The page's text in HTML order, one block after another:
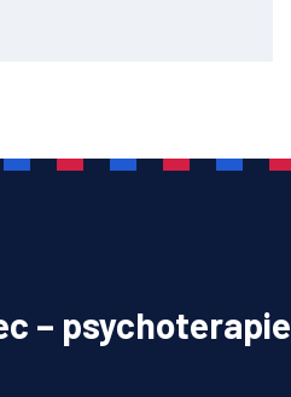
– psychoterapie